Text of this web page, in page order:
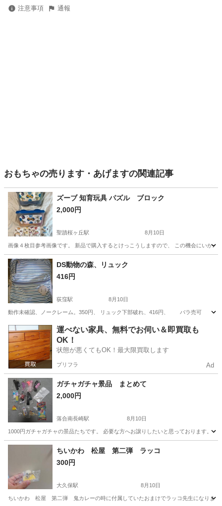
注意事項 通報
おもちゃの売ります・あげますの関連記事
ズーブ 知育玩具 パズル ブロック
2,000円
聖蹟桜ヶ丘駅 8月10日
画像４枚目参考画像です。 新品で購入するとけっこうしますので、 この機会にい
東京 多摩市 聖蹟桜ヶ丘駅
DS動物の森、リュック
416円
荻窪駅 8月10日
動作未確認、ノークレーム。350円、 リュック下部破れ、416円、 バラ売可
東京 杉並区 荻窪駅 ポータブルゲーム リュック
運べない家具、無料でお伺い＆即買取も
OK！
状態が悪くてもOK！最大限買取します
プリフラ Ad
ガチャガチャ景品 まとめて
2,000円
落合南長崎駅 8月10日
1000円ガチャガチャの景品たちです。 必要な方へお譲りしたいと思っております。
東京 新宿区 落合南長崎駅 その他
ちいかわ 松屋 第二弾 ラッコ
300円
大久保駅 8月10日
ちいかわ 松屋 第二弾 鬼カレーの時に付属していたおまけでラッコ先生になります